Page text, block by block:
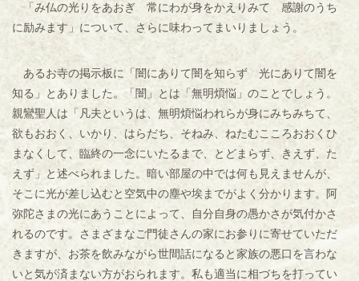
「み仏の光りをあおぎ 常にわが身をかえりみて 感謝のうち
に励みます」について、さらに味わってまいりましょう。
あるお寺の掲示板に「闇にありて闇を知らず 光にありて闇を
知る」とありました。「闇」とは「無明煩悩」のことでしょう。
親鸞聖人は「凡夫というは、無明煩悩われらが身にみちみちて、
欲もおおく、いかり、はらだち、そねみ、ねたむこころおおくひ
まなくして、臨終の一念にいたるまで、とどまらず、きえず、た
えず」と述べられました。暗い部屋の中では何も見えませんが、
そこに光が差し込むと空気中の塵や埃までがよく分かります。阿
弥陀さまの光にあうことによって、自分自身の愚かさが気付かさ
れるのです。さまざまなご門徒さんの家にお参りに寄せていただ
きますが、お茶を飲みながら世間話になると家族の悪口を言わな
いと気が済まない方がおられます。私も適当に相づちを打ってい